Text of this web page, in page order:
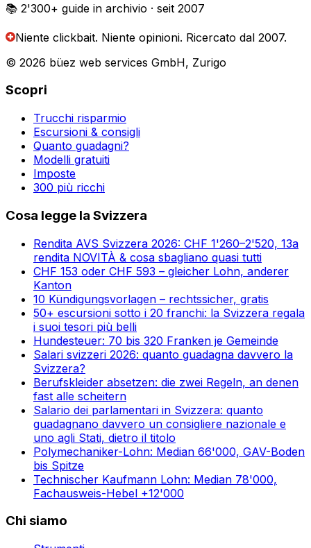
📚 2'300+ guide in archivio · seit 2007
Niente clickbait. Niente opinioni. Ricercato dal 2007.
© 2026 büez web services GmbH, Zurigo
Scopri
Trucchi risparmio
Escursioni & consigli
Quanto guadagni?
Modelli gratuiti
Imposte
300 più ricchi
Cosa legge la Svizzera
Rendita AVS Svizzera 2026: CHF 1'260–2'520, 13a
rendita NOVITÀ & cosa sbagliano quasi tutti
CHF 153 oder CHF 593 – gleicher Lohn, anderer
Kanton
10 Kündigungsvorlagen – rechtssicher, gratis
50+ escursioni sotto i 20 franchi: la Svizzera regala
i suoi tesori più belli
Hundesteuer: 70 bis 320 Franken je Gemeinde
Salari svizzeri 2026: quanto guadagna davvero la
Svizzera?
Berufskleider absetzen: die zwei Regeln, an denen
fast alle scheitern
Salario dei parlamentari in Svizzera: quanto
guadagnano davvero un consigliere nazionale e
uno agli Stati, dietro il titolo
Polymechaniker-Lohn: Median 66'000, GAV-Boden
bis Spitze
Technischer Kaufmann Lohn: Median 78'000,
Fachausweis-Hebel +12'000
Chi siamo